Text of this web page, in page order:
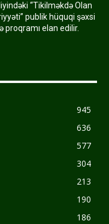
“Tikilməkdə Olan
publik hüquqi şəxsi
proqramı elan edilir.
945
636
577
304
213
190
186